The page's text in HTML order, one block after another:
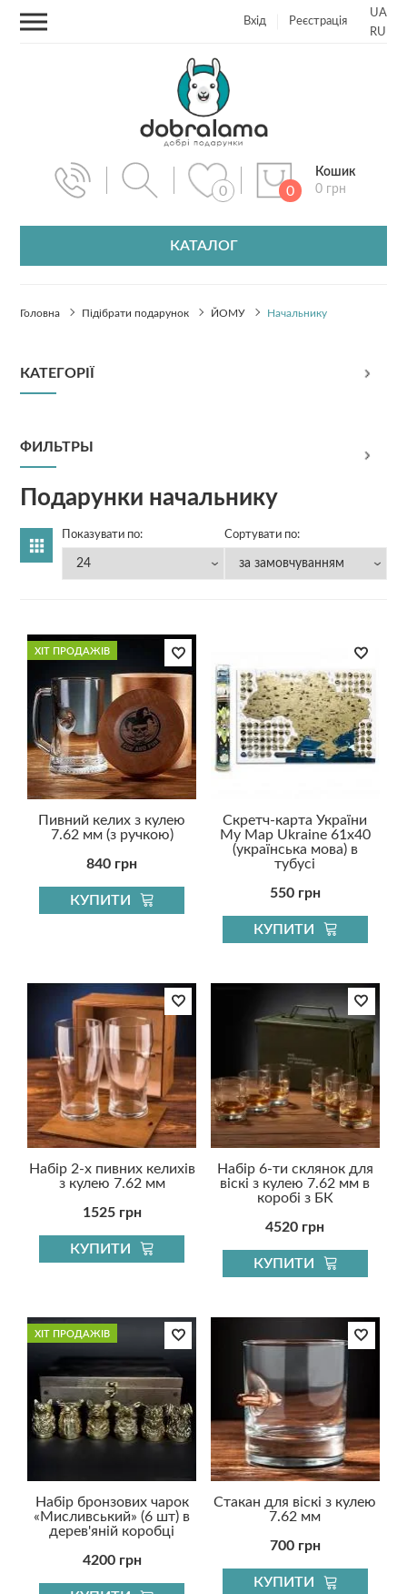
Вхід Реєстрація
UA
RU
0 0
Кошик
0 грн
КАТАЛОГ
Головна Підібрати подарунок ЙОМУ Начальнику
КАТЕГОРІЇ
ФИЛЬТРЫ
Подарунки начальнику
Показувати по: Сортувати по:
ХІТ ПРОДАЖІВ
Пивний келих з кулею
7.62 мм (з ручкою)
840 грн
КУПИТИ
Скретч-карта України
My Map Ukraine 61x40
(українська мова) в
тубусі
550 грн
КУПИТИ
Набір 2-х пивних келихів
з кулею 7.62 мм
1525 грн
КУПИТИ
Набір 6-ти склянок для
віскі з кулею 7.62 мм в
коробі з БК
4520 грн
КУПИТИ
ХІТ ПРОДАЖІВ
Набір бронзових чарок
«Мисливський» (6 шт) в
дерев'яній коробці
4200 грн
Стакан для віскі з кулею
7.62 мм
700 грн
КУПИТИ